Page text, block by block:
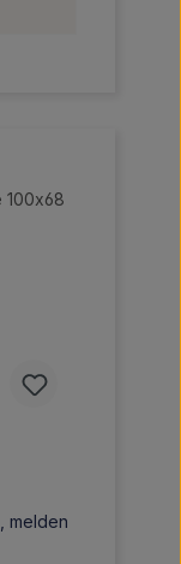
melden